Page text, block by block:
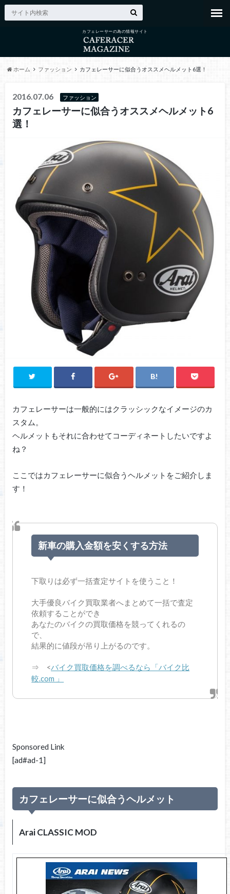
カフェレーサーの為の情報サイト
ホーム ファッション カフェレーサーに似合うオススメヘルメット6選！
2016.07.06 ファッション
カフェレーサーに似合うオススメヘルメット6
選！
カフェレーサーは一般的にはクラッシックなイメージのカ
スタム。
ヘルメットもそれに合わせてコーディネートしたいですよ
ね？
ここではカフェレーサーに似合うヘルメットをご紹介しま
す！
新車の購入金額を安くする方法
下取りは必ず一括査定サイトを使うこと！
大手優良バイク買取業者へまとめて一括で査定
依頼することができ
あなたのバイクの買取価格を競ってくれるの
で、
結果的に値段が吊り上がるのです。
⇒ <バイク買取価格を調べるなら「バイク比
較.com 」
Sponsored Link
[ad#ad-1]
カフェレーサーに似合うヘルメット
Arai CLASSIC MOD